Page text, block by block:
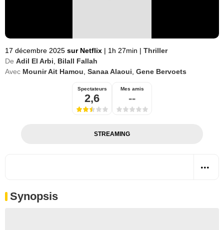
17 décembre 2025 sur Netflix | 1h 27min | Thriller
De Adil El Arbi
Bilall Fallah
Avec Mounir Ait Hamou Sanaa Alaoui Gene Bervoets
Spectateurs
2,6
Mes amis
--
STREAMING
Synopsis